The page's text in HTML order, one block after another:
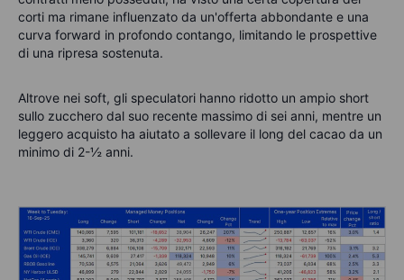
corti ma rimane influenzato da un'offerta abbondante e una
curva forward in profondo contango, limitando le prospettive
di una ripresa sostenuta.
Altrove nei soft, gli speculatori hanno ridotto un ampio short
sullo zucchero dal suo recente massimo di sei anni, mentre un
leggero acquisto ha aiutato a sollevare il long del cacao da un
minimo di 2-½ anni.